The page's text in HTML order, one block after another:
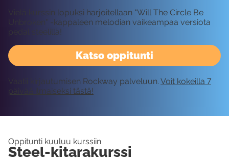
Katso oppitunti
Vielä kurssin lopuksi harjoitellaan "Will The Circle Be
Unbroken" -kappaleen melodian vaikeampaa versiota
pedal steelillä!
Vaatii kirjautumisen Rockway palveluun. Voit kokeilla 7
päivää ilmaiseksi tästä!
Oppitunti kuuluu kurssiin
Steel-kitarakurssi